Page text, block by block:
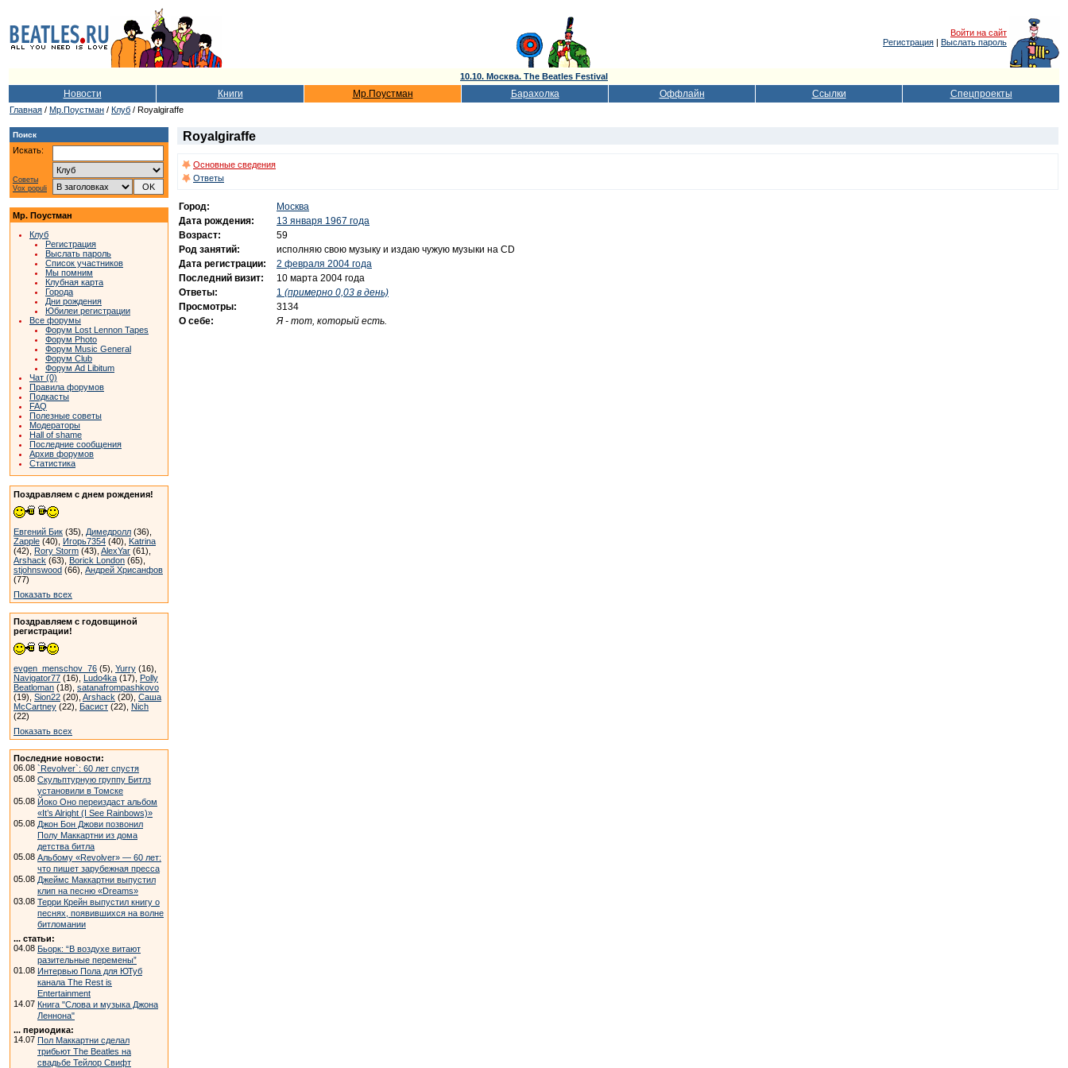
Войти на сайт
Регистрация | Выслать пароль
10.10. Москва. The Beatles Festival
Новости Книги Мр.Поустман Барахолка Оффлайн Ссылки Спецпроекты
Главная / Мр.Поустман / Клуб / Royalgiraffe
Поиск
Искать:
Советы
Vox populi
Мр. Поустман
Клуб
Регистрация
Выслать пароль
Список участников
Мы помним
Клубная карта
Города
Дни рождения
Юбилеи регистрации
Все форумы
Форум Lost Lennon Tapes
Форум Photo
Форум Music General
Форум Club
Форум Ad Libitum
Чат (0)
Правила форумов
Подкасты
FAQ
Полезные советы
Модераторы
Hall of shame
Последние сообщения
Архив форумов
Статистика
Поздравляем с днем рождения!
Евгений Бик (35), Димедролл (36),
Zapple (40), Игорь7354 (40), Katrina
(42), Rory Storm (43), AlexYar (61),
Arshack (63), Borick London (65),
stjohnswood (66), Андрей Хрисанфов
(77)
Показать всех
Поздравляем с годовщиной
регистрации!
evgen_menschov_76 (5), Yurry (16),
Navigator77 (16), Ludo4ka (17), Polly
Beatloman (18), satanafrompashkovo
(19), Sion22 (20), Arshack (20), Саша
McCartney (22), Басист (22), Nich
(22)
Показать всех
Последние новости:
06.08 `Revolver`: 60 лет спустя
05.08 Скульптурную группу Битлз
установили в Томске
05.08 Йоко Оно переиздаст альбом
«It’s Alright (I See Rainbows)»
05.08 Джон Бон Джови позвонил
Полу Маккартни из дома
детства битла
05.08 Альбому «Revolver» — 60 лет:
что пишет зарубежная пресса
05.08 Джеймс Маккартни выпустил
клип на песню «Dreams»
03.08 Терри Крейн выпустил книгу о
песнях, появившихся на волне
битломании
... статьи:
04.08 Бьорк: “В воздухе витают
разительные перемены”
01.08 Интервью Пола для ЮТуб
канала The Rest is
Entertainment
14.07 Книга "Слова и музыка Джона
Леннона"
... периодика:
14.07 Пол Маккартни сделал
трибьют The Beatles на
свадьбе Тейлор Свифт
Royalgiraffe
Основные сведения
Ответы
Город:
Москва
Дата рождения:
13 января 1967 года
Возраст:
59
Род занятий:
исполняю свою музыку и издаю чужую музыки на CD
Дата регистрации:
2 февраля 2004 года
Последний визит:
10 марта 2004 года
Ответы:
1 (примерно 0,03 в день)
Просмотры:
3134
О себе:
Я - тот, который есть.